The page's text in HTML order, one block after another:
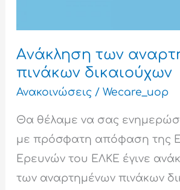
Aνάκληση των
πινάκων δικαιούχων
Ανακοινώσεις/ Wecare_uop
Θα θέλαμε να σας
με πρόσφατη απόφαση της
Ερευνών του ΕΛΚΕ έγινε
των αναρτημένων πινάκων